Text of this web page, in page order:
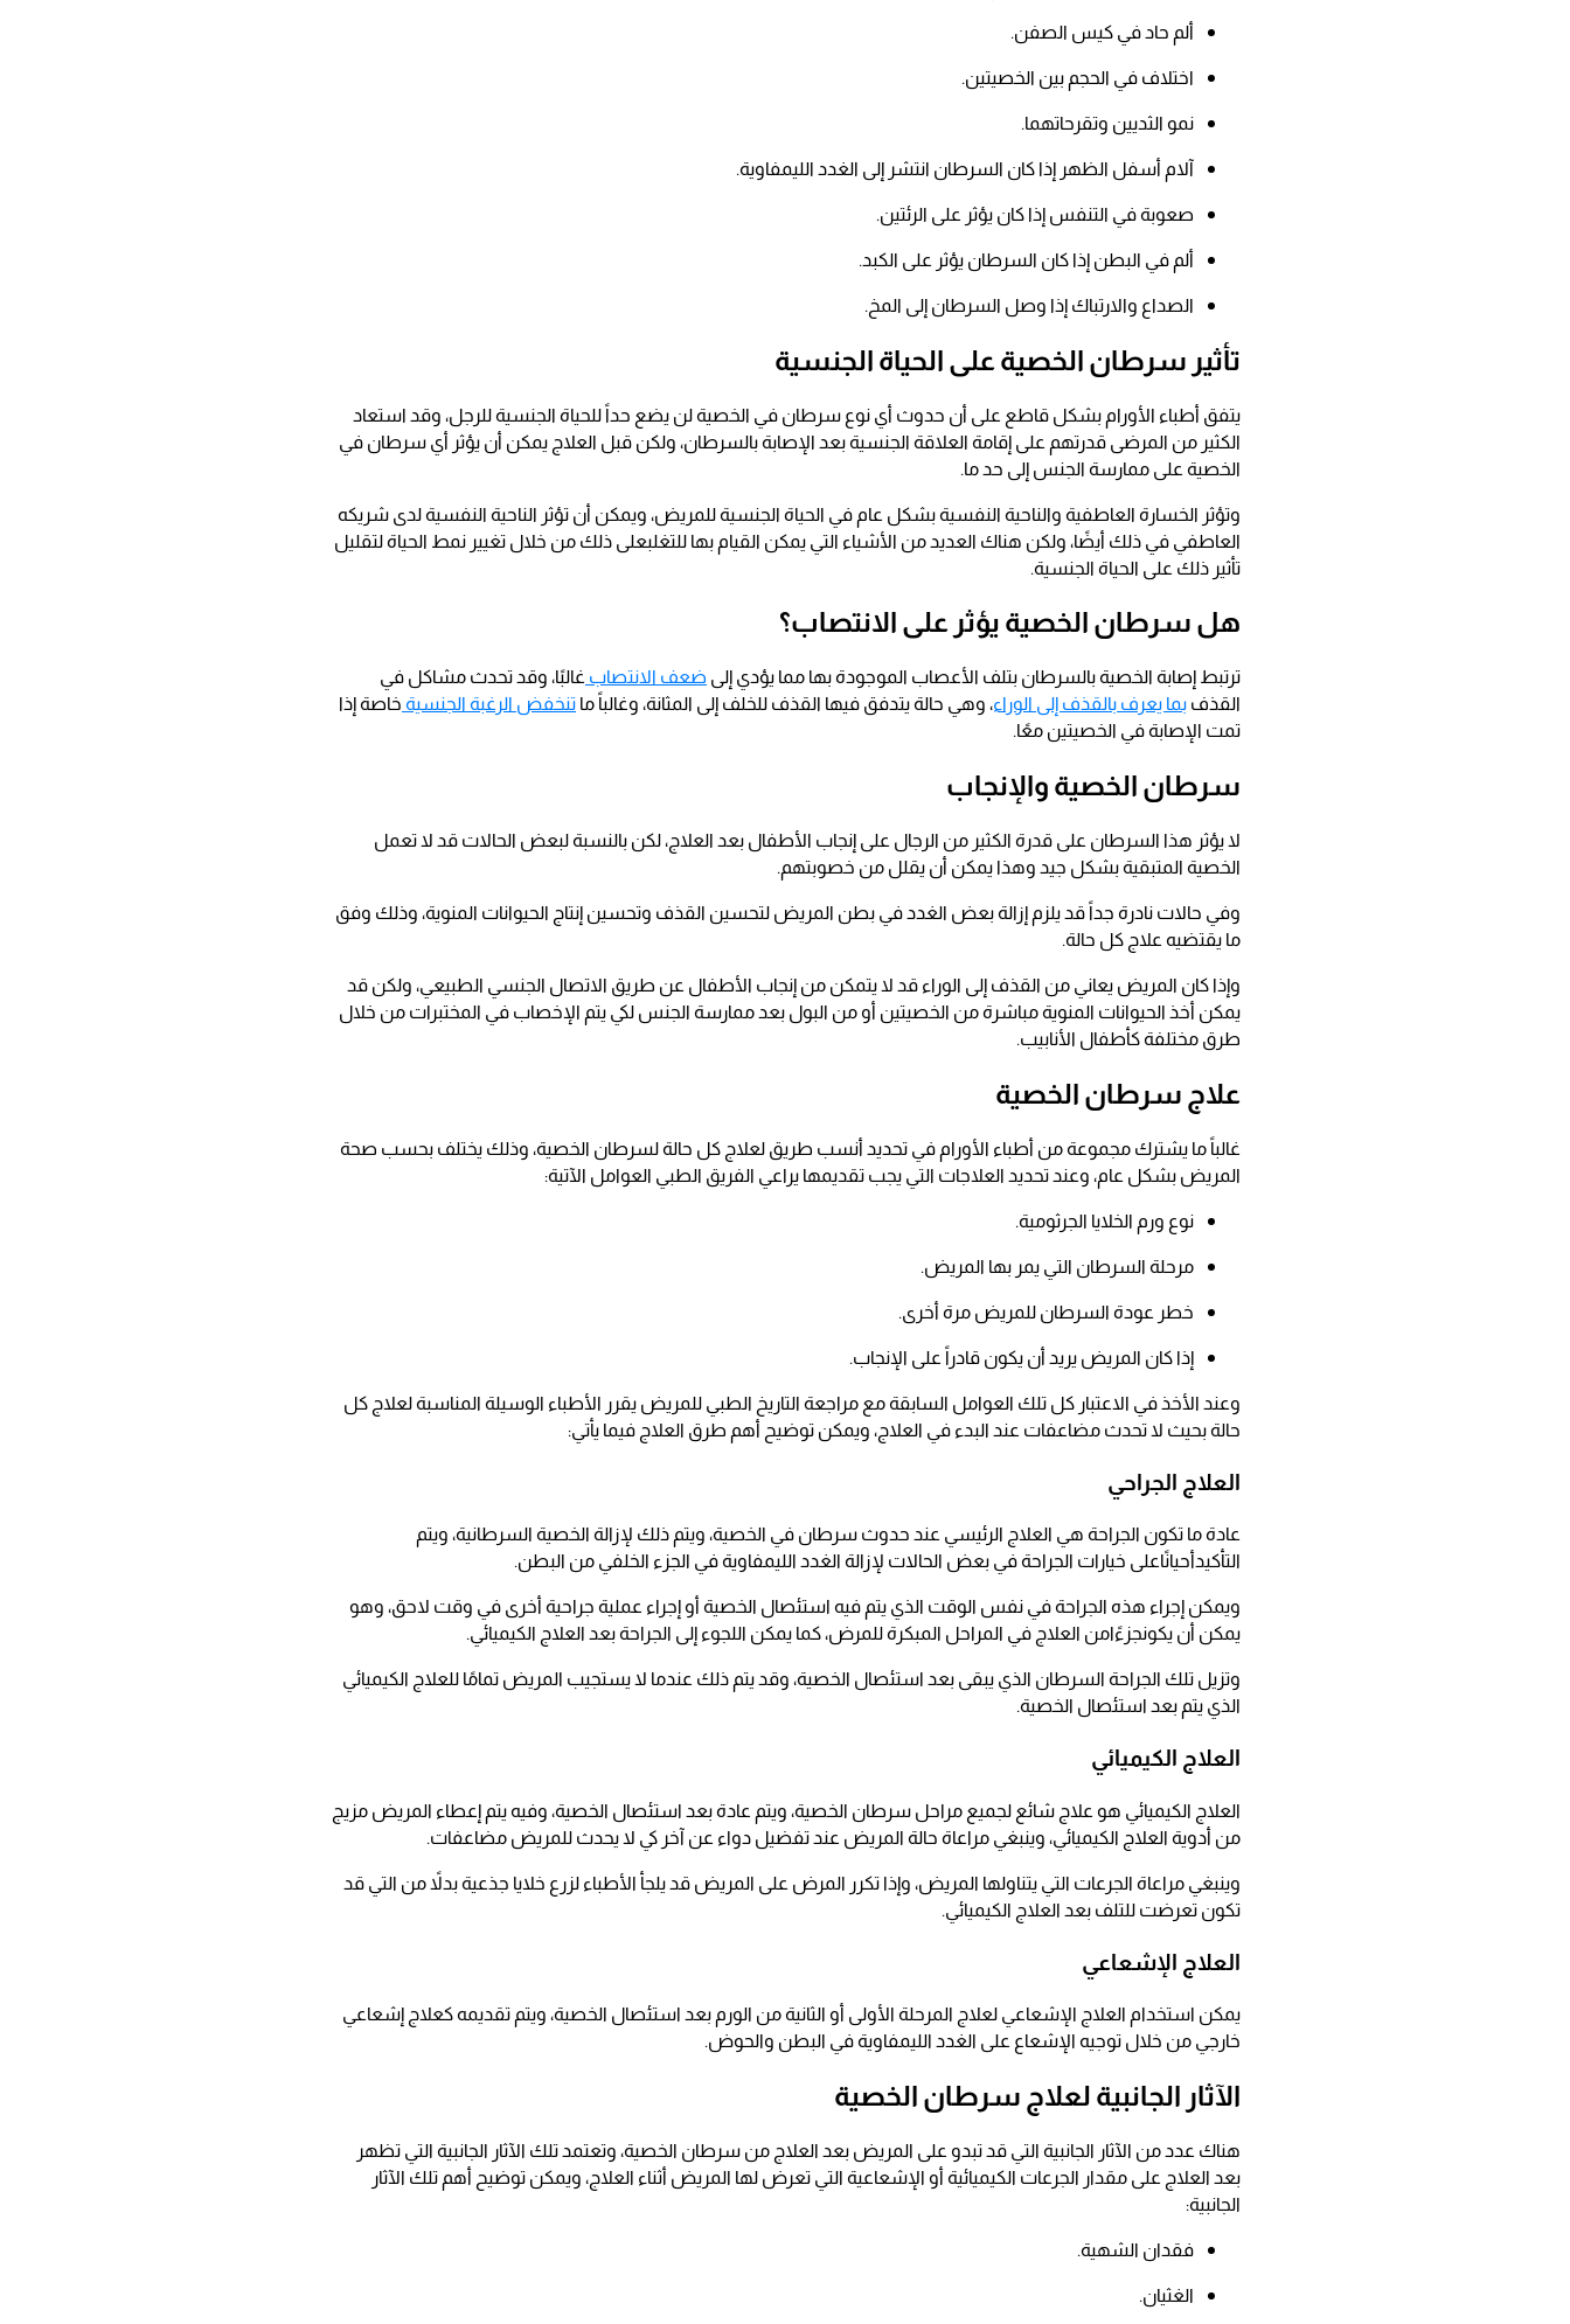
ألم حاد في كيس الصفن.
اختلاف في الحجم بين الخصيتين.
نمو الثديين وتقرحاتهما.
آلام أسفل الظهر إذا كان السرطان انتشر إلى الغدد الليمفاوية.
صعوبة في التنفس إذا كان يؤثر على الرئتين.
ألم في البطن إذا كان السرطان يؤثر على الكبد.
الصداع والارتباك إذا وصل السرطان إلى المخ.
تأثير سرطان الخصية على الحياة الجنسية
يتفق أطباء الأورام بشكل قاطع على أن حدوث أي نوع سرطان في الخصية لن يضع حداً للحياة الجنسية للرجل، وقد استعاد
الكثير من المرضى قدرتهم على إقامة العلاقة الجنسية بعد الإصابة بالسرطان، ولكن قبل العلاج يمكن أن يؤثر أي سرطان في
الخصية على ممارسة الجنس إلى حد ما.
وتؤثر الخسارة العاطفية والناحية النفسية بشكل عام في الحياة الجنسية للمريض، ويمكن أن تؤثر الناحية النفسية لدى شريكه
العاطفي في ذلك أيضًا، ولكن هناك العديد من الأشياء التي يمكن القيام بها للتغلبعلى ذلك من خلال تغيير نمط الحياة لتقليل
تأثير ذلك على الحياة الجنسية.
هل سرطان الخصية يؤثر على الانتصاب؟
ترتبط إصابة الخصية بالسرطان بتلف الأعصاب الموجودة بها مما يؤدي إلى ضعف الانتصاب غالبًا، وقد تحدث مشاكل في
القذف بما يعرف بالقذف إلى الوراء، وهي حالة يتدفق فيها القذف للخلف إلى المثانة، وغالباً ما تنخفض الرغبة الجنسية خاصة إذا
تمت الإصابة في الخصيتين معًا.
سرطان الخصية والإنجاب
لا يؤثر هذا السرطان على قدرة الكثير من الرجال على إنجاب الأطفال بعد العلاج، لكن بالنسبة لبعض الحالات قد لا تعمل
الخصية المتبقية بشكل جيد وهذا يمكن أن يقلل من خصوبتهم.
وفي حالات نادرة جداً قد يلزم إزالة بعض الغدد في بطن المريض لتحسين القذف وتحسين إنتاج الحيوانات المنوية، وذلك وفق
ما يقتضيه علاج كل حالة.
وإذا كان المريض يعاني من القذف إلى الوراء قد لا يتمكن من إنجاب الأطفال عن طريق الاتصال الجنسي الطبيعي، ولكن قد
يمكن أخذ الحيوانات المنوية مباشرة من الخصيتين أو من البول بعد ممارسة الجنس لكي يتم الإخصاب في المختبرات من خلال
طرق مختلفة كأطفال الأنابيب.
علاج سرطان الخصية
غالباً ما يشترك مجموعة من أطباء الأورام في تحديد أنسب طريق لعلاج كل حالة لسرطان الخصية، وذلك يختلف بحسب صحة
المريض بشكل عام، وعند تحديد العلاجات التي يجب تقديمها يراعي الفريق الطبي العوامل الآتية:
نوع ورم الخلايا الجرثومية.
مرحلة السرطان التي يمر بها المريض.
خطر عودة السرطان للمريض مرة أخرى.
إذا كان المريض يريد أن يكون قادراً على الإنجاب.
وعند الأخذ في الاعتبار كل تلك العوامل السابقة مع مراجعة التاريخ الطبي للمريض يقرر الأطباء الوسيلة المناسبة لعلاج كل
حالة بحيث لا تحدث مضاعفات عند البدء في العلاج، ويمكن توضيح أهم طرق العلاج فيما يأتي:
العلاج الجراحي
عادة ما تكون الجراحة هي العلاج الرئيسي عند حدوث سرطان في الخصية، ويتم ذلك لإزالة الخصية السرطانية، ويتم
التأكيدأحيانًاعلى خيارات الجراحة في بعض الحالات لإزالة الغدد الليمفاوية في الجزء الخلفي من البطن.
ويمكن إجراء هذه الجراحة في نفس الوقت الذي يتم فيه استئصال الخصية أو إجراء عملية جراحية أخرى في وقت لاحق، وهو
يمكن أن يكونجزءًامن العلاج في المراحل المبكرة للمرض، كما يمكن اللجوء إلى الجراحة بعد العلاج الكيميائي.
وتزيل تلك الجراحة السرطان الذي يبقى بعد استئصال الخصية، وقد يتم ذلك عندما لا يستجيب المريض تمامًا للعلاج الكيميائي
الذي يتم بعد استئصال الخصية.
العلاج الكيميائي
العلاج الكيميائي هو علاج شائع لجميع مراحل سرطان الخصية، ويتم عادة بعد استئصال الخصية، وفيه يتم إعطاء المريض مزيج
من أدوية العلاج الكيميائي، وينبغي مراعاة حالة المريض عند تفضيل دواء عن آخر كي لا يحدث للمريض مضاعفات.
وينبغي مراعاة الجرعات التي يتناولها المريض، وإذا تكرر المرض على المريض قد يلجأ الأطباء لزرع خلايا جذعية بدلاً من التي قد
تكون تعرضت للتلف بعد العلاج الكيميائي.
العلاج الإشعاعي
يمكن استخدام العلاج الإشعاعي لعلاج المرحلة الأولى أو الثانية من الورم بعد استئصال الخصية، ويتم تقديمه كعلاج إشعاعي
خارجي من خلال توجيه الإشعاع على الغدد الليمفاوية في البطن والحوض.
الآثار الجانبية لعلاج سرطان الخصية
هناك عدد من الآثار الجانبية التي قد تبدو على المريض بعد العلاج من سرطان الخصية، وتعتمد تلك الآثار الجانبية التي تظهر
بعد العلاج على مقدار الجرعات الكيميائية أو الإشعاعية التي تعرض لها المريض أثناء العلاج، ويمكن توضيح أهم تلك الآثار
الجانبية:
فقدان الشهية.
الغثيان.